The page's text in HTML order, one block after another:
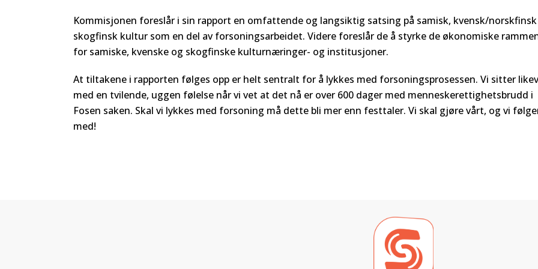
Kommisjonen foreslår i sin rapport en omfattende og langsiktig satsing på samisk, kvensk/
skogfinsk kultur som en del av forsoningsarbeidet. Videre foreslår de å styrke de økonomiske
for samiske, kvenske og skogfinske kulturnæringer- og institusjoner.
At tiltakene i rapporten følges opp er helt sentralt for å lykkes med forsoningsprosessen. Vi sitter
med en tvilende, uggen følelse når vi vet at det nå er over 600 dager med menneskerettighetsbrudd i
Fosen saken. Skal vi lykkes med forsoning må dette bli mer enn festtaler. Vi skal gjøre vårt, og vi
med!